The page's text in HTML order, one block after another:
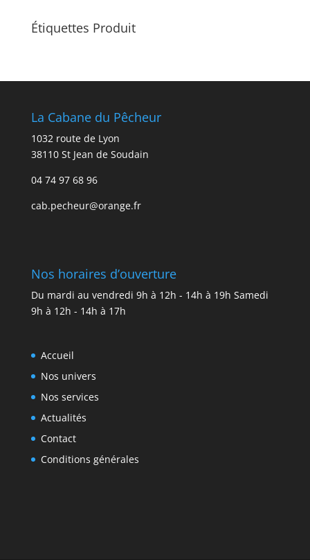
Étiquettes Produit
La Cabane du Pêcheur
1032 route de Lyon
38110 St Jean de Soudain
04 74 97 68 96
cab.pecheur@orange.fr
Nos horaires d’ouverture
Du mardi au vendredi 9h à 12h - 14h à 19h Samedi
9h à 12h - 14h à 17h
Accueil
Nos univers
Nos services
Actualités
Contact
Conditions générales